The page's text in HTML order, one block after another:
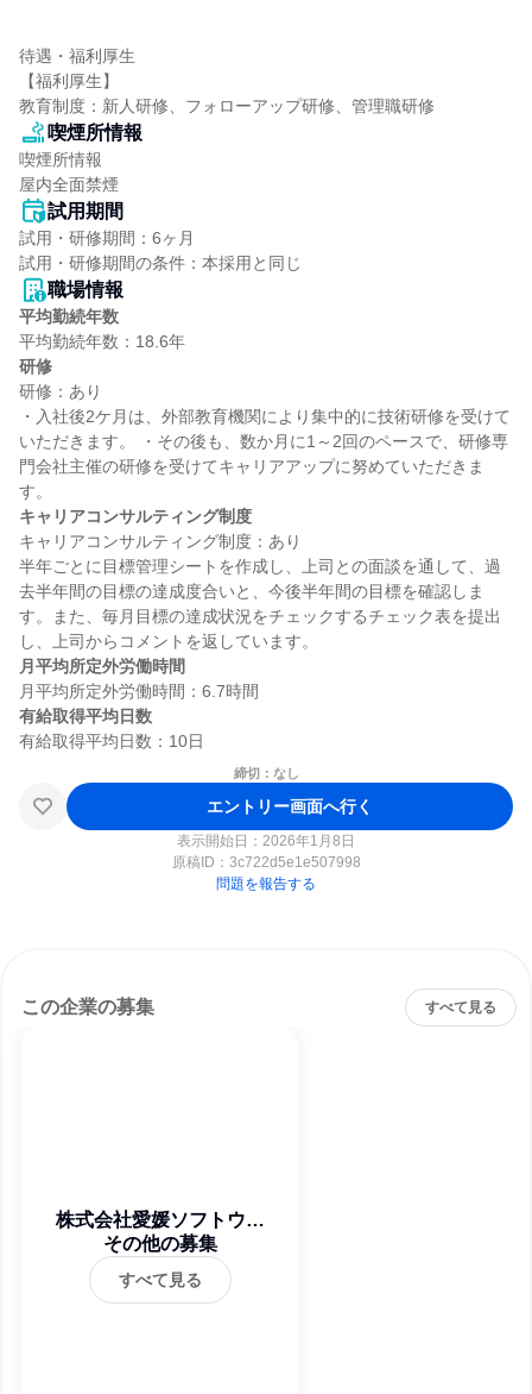
待遇・福利厚生
【福利厚生】
教育制度：新人研修、フォローアップ研修、管理職研修
喫煙所情報
喫煙所情報
屋内全面禁煙
試用期間
試用・研修期間：6ヶ月
職場情報
平均勤続年数
研修
研修：あり
・入社後2ケ月は、外部教育機関により集中的に技術研修を受けて
いただきます。 ・その後も、数か月に1～2回のペースで、研修専
門会社主催の研修を受けてキャリアアップに努めていただきま
キャリアコンサルティング制度
キャリアコンサルティング制度：あり
半年ごとに目標管理シートを作成し、上司との面談を通して、過
去半年間の目標の達成度合いと、今後半年間の目標を確認しま
す。また、毎月目標の達成状況をチェックするチェック表を提出
月平均所定外労働時間
有給取得平均日数
締切：なし
エントリー画面へ行く
表示開始日：2026年1月8日
原稿ID： 3c722d5e1e507998
問題を報告する
この企業の募集 すべて見る
株式会社愛媛ソフトウェ
ア・サービス
その他の募集
すべて見る